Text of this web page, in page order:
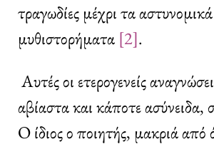
τραγωδίες μέχρι τα αστυνομικά
μυθιστορήματα [2].
Αυτές οι ετερογενείς
αβίαστα και κάποτε ασύνειδα,
Ο ίδιος ο ποιητής, μακριά από